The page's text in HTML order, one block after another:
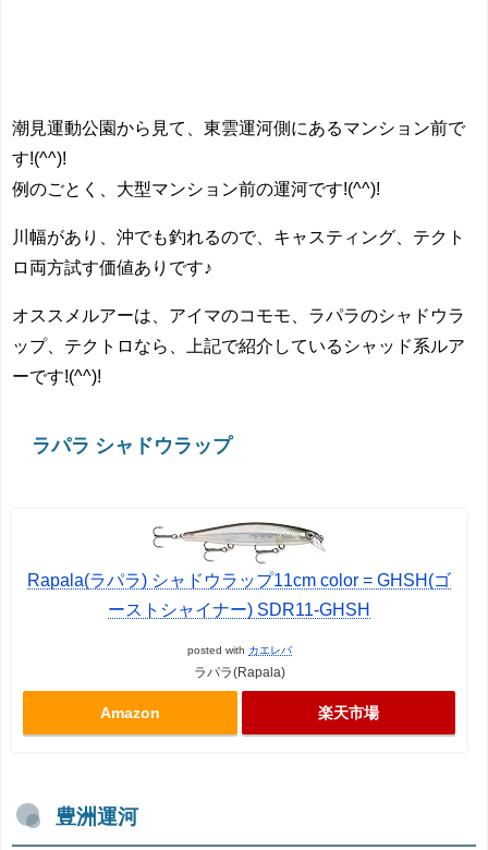
潮見運動公園から見て、東雲運河側にあるマンション前で
す!(^^)!
例のごとく、大型マンション前の運河です!(^^)!
川幅があり、沖でも釣れるので、キャスティング、テクト
ロ両方試す価値ありです♪
オススメルアーは、アイマのコモモ、ラパラのシャドウラ
ップ、テクトロなら、上記で紹介しているシャッド系ルア
ーです!(^^)!
ラパラ シャドウラップ
Rapala(ラパラ) シャドウラップ11cm color = GHSH(ゴ
ーストシャイナー) SDR11-GHSH
posted with カエレバ
ラパラ(Rapala)
Amazon 楽天市場
豊洲運河